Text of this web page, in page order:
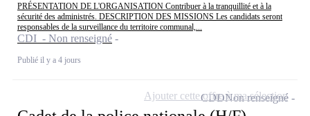
PRÉSENTATION DE L'ORGANISATION Contribuer à la tranquillité et à la
sécurité des administrés. DESCRIPTION DES MISSIONS Les candidats seront
responsables de la surveillance du territoire communal,...
CDI - Non renseigné
Publié il y a 4 jours
CDDNon renseigné
Ajouter cette offre à ma sélection